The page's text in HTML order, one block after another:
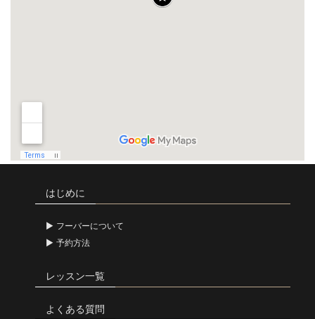
はじめに
フーバーについて
予約方法
レッスン一覧
よくある質問